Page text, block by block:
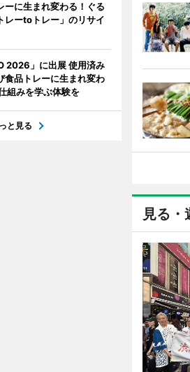
見る・
ーに生まれ変わる！ぐる
レーtoトレー」のリサイ
2026」に出展 使用済み
食品トレーに生まれ変わ
組みを学ぶ体験を
と見る